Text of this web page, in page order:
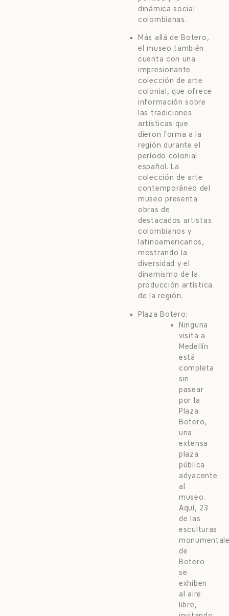
dinámica social
colombianas.
Más allá de Botero,
el museo también
cuenta con una
impresionante
colección de arte
colonial, que ofrece
información sobre
las tradiciones
artísticas que
dieron forma a la
región durante el
período colonial
español. La
colección de arte
contemporáneo del
museo presenta
obras de
destacados artistas
colombianos y
latinoamericanos,
mostrando la
diversidad y el
dinamismo de la
producción artística
de la región.
Plaza Botero:
Ninguna
visita a
Medellín
está
completa
sin
pasear
por la
Plaza
Botero,
una
extensa
plaza
pública
adyacente
al
museo.
Aquí, 23
de las
esculturas
de
Botero
se
exhiben
al aire
libre,